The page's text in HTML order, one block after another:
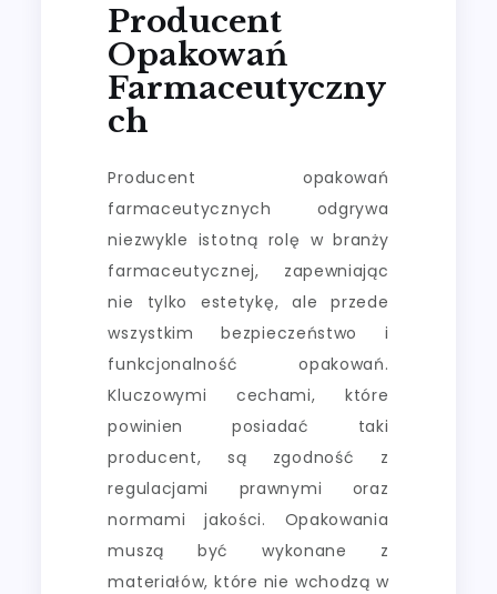
Producent
Opakowań
Farmaceutyczny
Ch
Producent opakowań
farmaceutycznych odgrywa
niezwykle istotną rolę w branży
farmaceutycznej, zapewniając
nie tylko estetykę, ale przede
wszystkim bezpieczeństwo i
funkcjonalność opakowań.
Kluczowymi cechami, które
powinien posiadać taki
producent, są zgodność z
regulacjami prawnymi oraz
normami jakości. Opakowania
muszą być wykonane z
materiałów, które nie wchodzą w